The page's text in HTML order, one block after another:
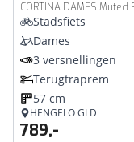
CORTINA DAMES
Stadsfiets
Dames
3 versnellingen
Terugtraprem
57 cm
HENGELO GLD
789,-